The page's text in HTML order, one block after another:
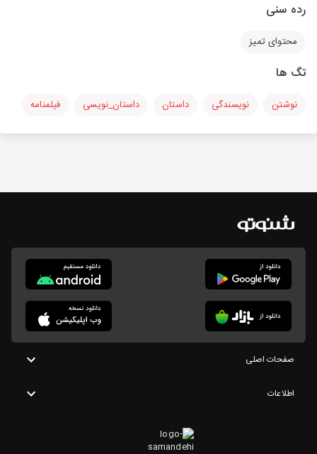
رده سنی
محتوای تمیز
تگ ها
نوشتن نویسندگی داستان داستان_نویسی فیلمنامه
صفحات اصلی
اطلاعات